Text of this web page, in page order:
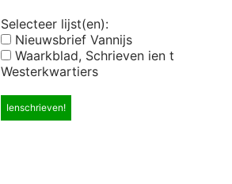
Selecteer lijst(en):
Nieuwsbrief Vannijs
Waarkblad, Schrieven ien t
Westerkwartiers